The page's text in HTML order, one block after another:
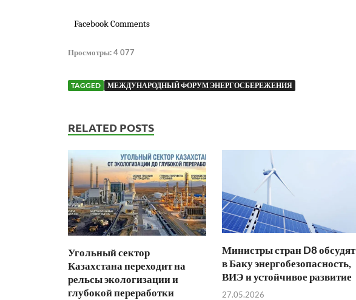
Facebook Comments
Просмотры:4 077
TAGGED МЕЖДУНАРОДНЫЙ ФОРУМ ЭНЕРГОСБЕРЕЖЕНИЯ
RELATED POSTS
Угольный сектор
Казахстана переходит на
рельсы экологизации и
глубокой переработки
Министры стран D8 обсудят
в Баку энергобезопасность,
ВИЭ и устойчивое развитие
27.05.2026